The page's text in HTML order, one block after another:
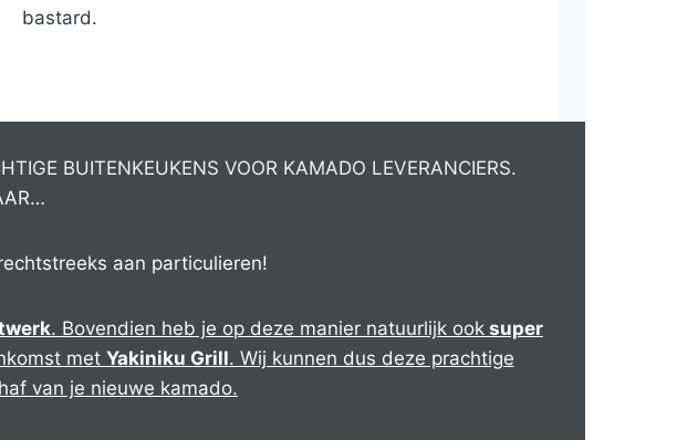
bastard.
BUITENKEUKENS VOOR KAMADO LEVERANCIERS.
aan particulieren!
. Bovendien heb je op deze manier natuurlijk ook super
met Yakiniku Grill. Wij kunnen dus deze prachtige
van je nieuwe kamado.